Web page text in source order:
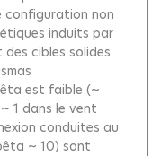
configuration non
induits par
cibles solides.
est faible (~
1 dans le vent
conduites au
~ 10) sont